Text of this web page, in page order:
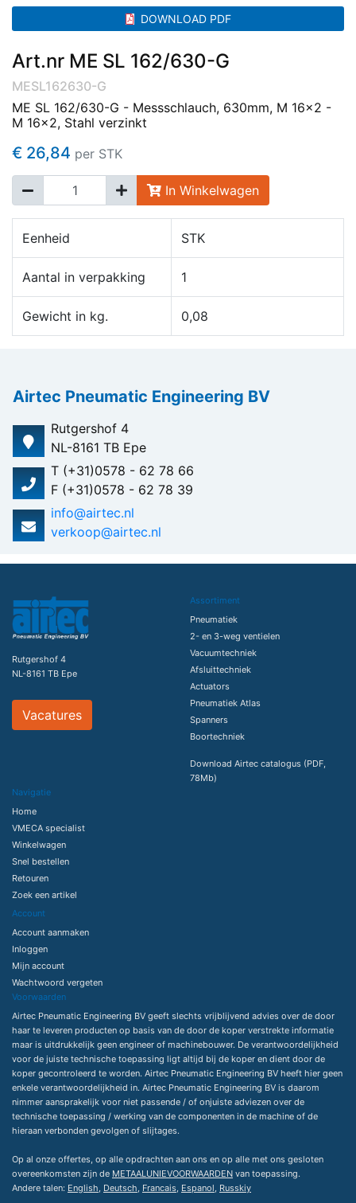
DOWNLOAD PDF
Art.nr ME SL 162/630-G
MESL162630-G
ME SL 162/630-G - Messschlauch, 630mm, M 16x2 -
M 16x2, Stahl verzinkt
€ 26,84 per STK
In Winkelwagen
Eenheid STK
Aantal in verpakking 1
Gewicht in kg. 0,08
Airtec Pneumatic Engineering BV
Rutgershof 4
NL-8161 TB Epe
T (+31)0578 - 62 78 66
F (+31)0578 - 62 78 39
info@airtec.nl
verkoop@airtec.nl
Rutgershof 4
NL-8161 TB Epe
Vacatures
Assortiment
Pneumatiek
2- en 3-weg ventielen
Vacuumtechniek
Afsluittechniek
Actuators
Pneumatiek Atlas
Spanners
Boortechniek
Download Airtec catalogus (PDF,
78Mb)
Navigatie
Home
VMECA specialist
Winkelwagen
Snel bestellen
Retouren
Zoek een artikel
Account
Account aanmaken
Inloggen
Mijn account
Wachtwoord vergeten
Voorwaarden
Airtec Pneumatic Engineering BV geeft slechts vrijblijvend advies over de door
haar te leveren producten op basis van de door de koper verstrekte informatie
maar is uitdrukkelijk geen engineer of machinebouwer. De verantwoordelijkheid
voor de juiste technische toepassing ligt altijd bij de koper en dient door de
koper gecontroleerd te worden. Airtec Pneumatic Engineering BV heeft hier geen
enkele verantwoordelijkheid in. Airtec Pneumatic Engineering BV is daarom
nimmer aansprakelijk voor niet passende / of onjuiste adviezen over de
technische toepassing / werking van de componenten in de machine of de
hieraan verbonden gevolgen of slijtages.
Op al onze offertes, op alle opdrachten aan ons en op alle met ons gesloten
overeenkomsten zijn de METAALUNIEVOORWAARDEN van toepassing.
Andere talen: English, Deutsch, Francais, Espanol, Russkiy